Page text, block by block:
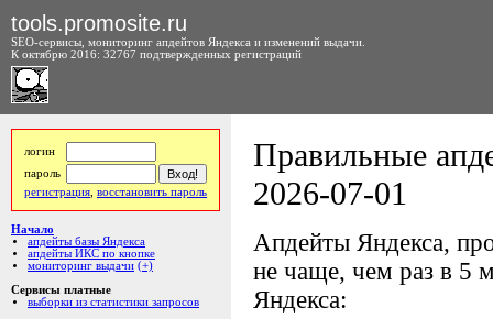
tools.promosite.ru
SEO-сервисы, мониторинг апдейтов Яндекса и изменений выдачи.
К октябрю 2016: 32767 подтвержденных регистраций
логин
пароль
регистрация восстановить пароль
Начало
апдейты базы Яндекса
апдейты ИКС по кнопке
мониторинг выдачи (+)
Сервисы платные
выборки из статистики запросов
Правильные
2026-07-01
Апдейты Яндекса,
не чаще, чем раз в 5
Яндекса: